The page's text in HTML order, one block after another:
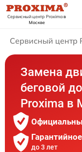
Сервисный центр Proximaв
Москве
Сервисный центр
Замена
беговой
Proxima в
до 3 лет